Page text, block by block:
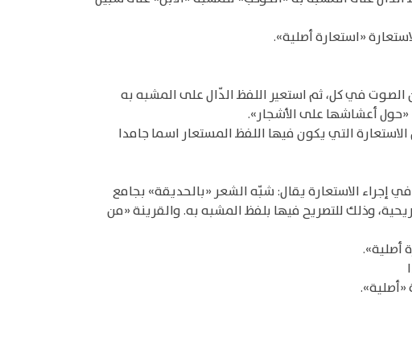
«استعارة أصلية».
في كل، ثم استعير اللفظ الدّال على المشبه به
«حول أعشاشها على الأشجار».
التي يكون فيها اللفظ المستعار اسما جامدا
الاستعارة يقال: شبّه الشعر «بالحديقة» بجامع
وذلك للتصريح فيها بلفظ المشبه به. والقرينة «من
أصلية».